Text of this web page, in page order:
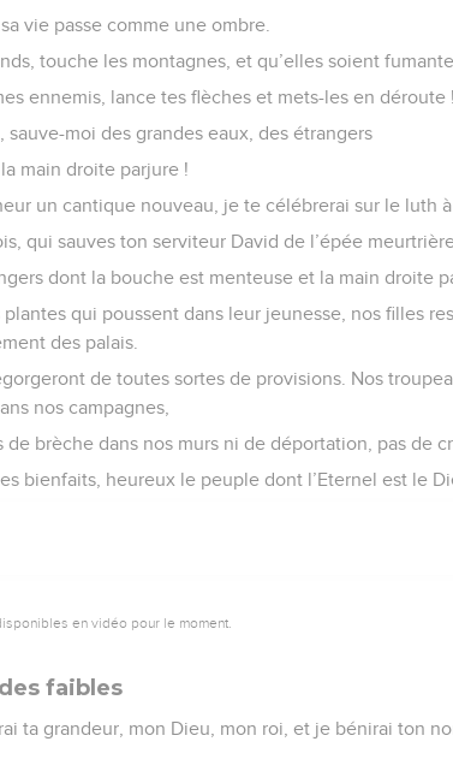
vie passe comme une ombre.
touche les montagnes, et qu’elles soient
ennemis, lance tes flèches et mets-les en déroute !
sauve-moi des grandes eaux, des étrangers
main droite parjure !
un cantique nouveau, je te célébrerai sur le luth à
qui sauves ton serviteur David de l’épée
dont la bouche est menteuse et la main droite
qui poussent dans leur jeunesse, nos filles
des palais.
de toutes sortes de provisions. Nos
nos campagnes,
brèche dans nos murs ni de déportation, pas de
bienfaits, heureux le peuple dont l’Eternel est le
en vidéo pour le moment.
faibles
ta grandeur, mon Dieu, mon roi, et je bénirai ton